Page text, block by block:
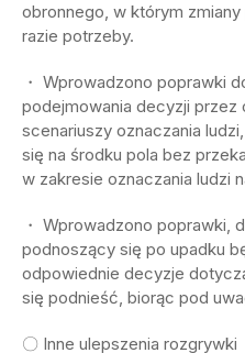
obronnego, w którym
razie potrzeby.
・ Wprowadzono poprawki
podejmowania decyzji
scenariuszy oznaczania
się na środku pola bez
w zakresie oznaczania ludzi
・ Wprowadzono poprawki,
podnoszący się po upadku
odpowiednie decyzje
się podnieść, biorąc pod
〇 Inne ulepszenia rozgrywki